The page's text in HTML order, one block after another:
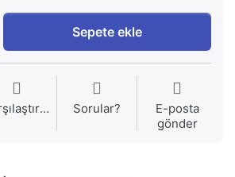
Sepete ekle
Karşılaştırma Sorular?
E-posta
gönder